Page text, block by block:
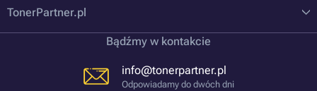
TonerPartner.pl
Bądźmy w kontakcie
info@tonerpartner.pl
Odpowiadamy do dwóch dni